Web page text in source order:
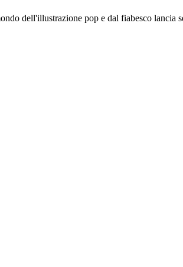
dell'illustrazione pop e dal fiabesco lancia